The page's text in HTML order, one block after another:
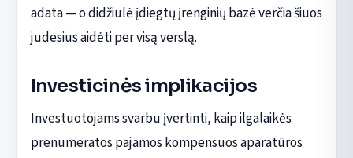
adata — o didžiulė įdiegtų įrenginių bazė verčia šiuos
judesius aidėti per visą verslą.
Investicinės implikacijos
Investuotojams svarbu įvertinti, kaip ilgalaikės
prenumeratos pajamos kompensuos aparatūros